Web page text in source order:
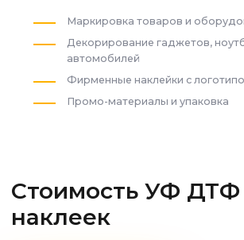
Маркировка товаров и
Декорирование гаджетов,
автомобилей
Фирменные наклейки с
Промо-материалы и упаковка
Стоимость УФ ДТФ
наклеек